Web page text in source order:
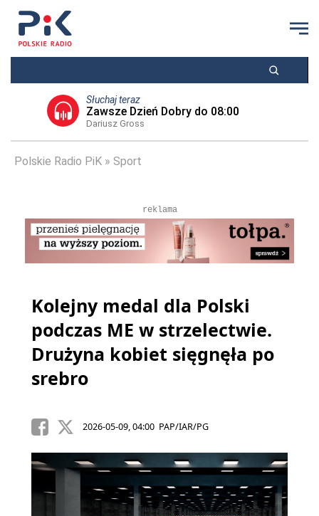
Słuchaj teraz
Zawsze Dzień Dobry do 08:00
Dariusz Gross
Polskie Radio PiK Sport
reklama
Kolejny medal dla Polski
podczas ME w strzelectwie.
Drużyna kobiet sięgnęła po
srebro
2026-05-09, 04:00 PAP/IAR/PG